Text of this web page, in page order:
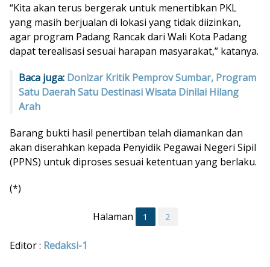
“Kita akan terus bergerak untuk menertibkan PKL
yang masih berjualan di lokasi yang tidak diizinkan,
agar program Padang Rancak dari Wali Kota Padang
dapat terealisasi sesuai harapan masyarakat,” katanya.
Baca juga: Donizar Kritik Pemprov Sumbar, Program
Satu Daerah Satu Destinasi Wisata Dinilai Hilang
Arah
Barang bukti hasil penertiban telah diamankan dan
akan diserahkan kepada Penyidik Pegawai Negeri Sipil
(PPNS) untuk diproses sesuai ketentuan yang berlaku.
(*)
Halaman 1 2
Editor : Redaksi-1